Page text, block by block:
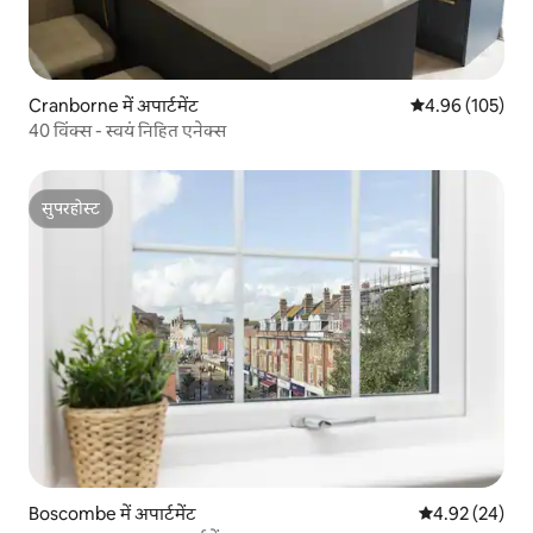
Cranborne में अपार्टमेंट औसत रेटिंग 5 में से
4.96 (105)
40 विंक्स - स्वयं निहित एनेक्स
सुपरहोस्ट
सुपरहोस्ट
Boscombe में अपार्टमेंट औसत रेटिंग 5 में
4.92 (24)